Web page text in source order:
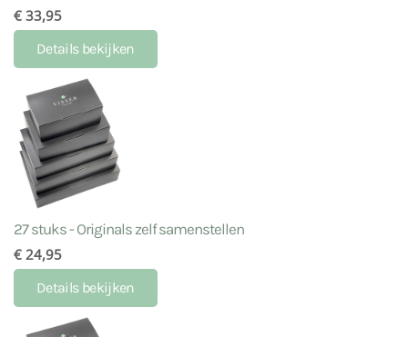
€ 33,95
Details bekijken
27 stuks - Originals zelf samenstellen
€ 24,95
Details bekijken